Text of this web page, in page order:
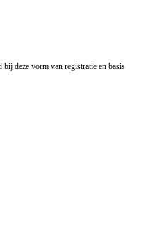
deze vorm van registratie en basis